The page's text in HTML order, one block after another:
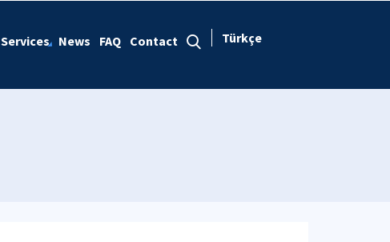
Services News FAQ Contact Türkçe